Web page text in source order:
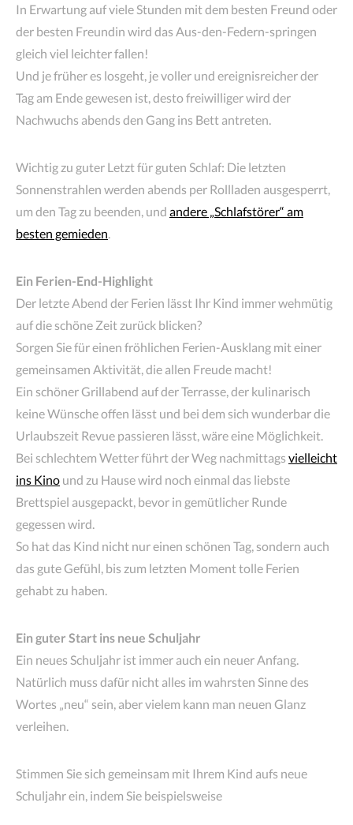
In Erwartung auf viele Stunden mit dem besten Freund oder
der besten Freundin wird das Aus-den-Federn-springen
gleich viel leichter fallen!
Und je früher es losgeht, je voller und ereignisreicher der
Tag am Ende gewesen ist, desto freiwilliger wird der
Nachwuchs abends den Gang ins Bett antreten.
Wichtig zu guter Letzt für guten Schlaf: Die letzten
Sonnenstrahlen werden abends per Rollladen ausgesperrt,
um den Tag zu beenden, und andere „Schlafstörer“ am
besten gemieden.
Ein Ferien-End-Highlight
Der letzte Abend der Ferien lässt Ihr Kind immer wehmütig
auf die schöne Zeit zurück blicken?
Sorgen Sie für einen fröhlichen Ferien-Ausklang mit einer
gemeinsamen Aktivität, die allen Freude macht!
Ein schöner Grillabend auf der Terrasse, der kulinarisch
keine Wünsche offen lässt und bei dem sich wunderbar die
Urlaubszeit Revue passieren lässt, wäre eine Möglichkeit.
Bei schlechtem Wetter führt der Weg nachmittags vielleicht
ins Kino und zu Hause wird noch einmal das liebste
Brettspiel ausgepackt, bevor in gemütlicher Runde
gegessen wird.
So hat das Kind nicht nur einen schönen Tag, sondern auch
das gute Gefühl, bis zum letzten Moment tolle Ferien
gehabt zu haben.
Ein guter Start ins neue Schuljahr
Ein neues Schuljahr ist immer auch ein neuer Anfang.
Natürlich muss dafür nicht alles im wahrsten Sinne des
Wortes „neu“ sein, aber vielem kann man neuen Glanz
verleihen.
Stimmen Sie sich gemeinsam mit Ihrem Kind aufs neue
Schuljahr ein, indem Sie beispielsweise